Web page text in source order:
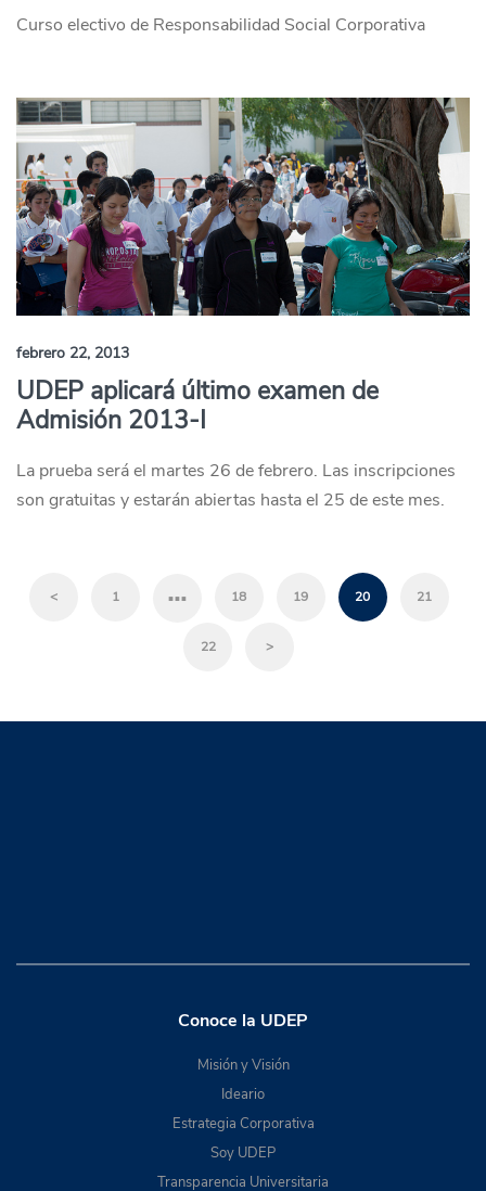
Curso electivo de Responsabilidad Social Corporativa
febrero 22, 2013
UDEP aplicará último examen de
Admisión 2013-I
La prueba será el martes 26 de febrero. Las inscripciones
son gratuitas y estarán abiertas hasta el 25 de este mes.
< 1 … 18 19 20 21
22 >
Conoce la UDEP
Misión y Visión
Ideario
Estrategia Corporativa
Soy UDEP
Transparencia Universitaria